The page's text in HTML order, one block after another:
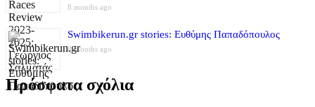
8 months ago
Swimbikerun.gr stories: Ευθύμης Παπαδόπουλος
8 months ago
Πρόσφατα σχόλια